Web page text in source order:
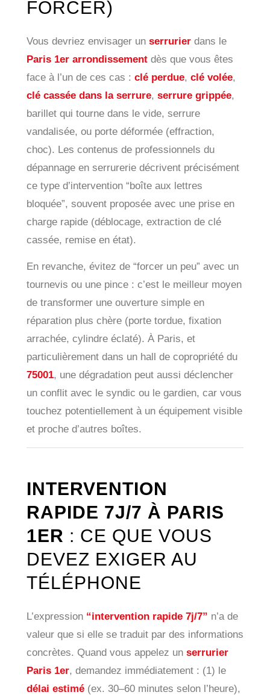
FORCER)
Vous devriez envisager un serrurierdans le
Paris 1er arrondissementdès que vous êtes
face à l’un de ces cas : clé perdue, clé volée,
clé cassée dans la serrure, serrure grippée,
barillet qui tourne dans le vide, serrure
vandalisée, ou porte déformée (effraction,
choc). Les contenus de professionnels du
dépannage en serrurerie décrivent précisément
ce type d’intervention “boîte aux lettres
bloquée”, souvent proposée avec une prise en
charge rapide (déblocage, extraction de clé
cassée, remise en état).
En revanche, évitez de “forcer un peu” avec un
tournevis ou une pince : c’est le meilleur moyen
de transformer une ouverture simple en
réparation plus chère (porte tordue, fixation
arrachée, cylindre éclaté). À Paris, et
particulièrement dans un hall de copropriété du
75001, une dégradation peut aussi déclencher
un conflit avec le syndic ou le gardien, car vous
touchez potentiellement à un équipement visible
et proche d’autres boîtes.
INTERVENTION
RAPIDE 7J/7 À PARIS
1ER : CE QUE VOUS
DEVEZ EXIGER AU
TÉLÉPHONE
L’expression “intervention rapide 7j/7” n’a de
valeur que si elle se traduit par des informations
concrètes. Quand vous appelez un serrurier
Paris 1er, demandez immédiatement : (1) le
délai estimé(ex. 30–60 minutes selon l’heure),